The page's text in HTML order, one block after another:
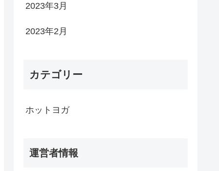
2023年3月
2023年2月
カテゴリー
ホットヨガ
運営者情報